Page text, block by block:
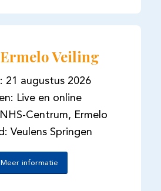
Veiling
21 augustus 2026
Live en online
Centrum, Ermelo
Veulens Springen
Meer informatie